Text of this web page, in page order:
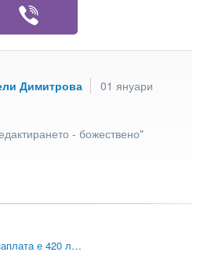
Димитрова
01 януари
- божествено"
е 420 л…